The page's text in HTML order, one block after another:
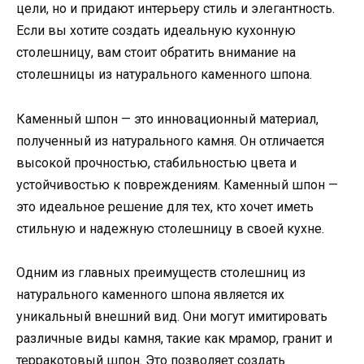
цели, но и придают интерьеру стиль и элегантность.
Если вы хотите создать идеальную кухонную
столешницу, вам стоит обратить внимание на
столешницы из натурального каменного шпона.
Каменный шпон — это инновационный материал,
полученный из натурального камня. Он отличается
высокой прочностью, стабильностью цвета и
устойчивостью к повреждениям. Каменный шпон —
это идеальное решение для тех, кто хочет иметь
стильную и надежную столешницу в своей кухне.
Одним из главных преимуществ столешниц из
натурального каменного шпона является их
уникальный внешний вид. Они могут имитировать
различные виды камня, такие как мрамор, гранит и
терракотовый шпон. Это позволяет создать